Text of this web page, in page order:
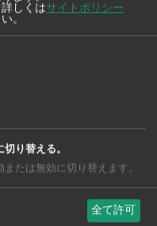
EEC（東部経済回
企業の進出が加速し
に、その中心地で
した。
を武器に、あらゆる
供していく。
的に『知る』こと
しくはサイトポリシー
。
り替える。
たは無効に切り替えます。
全て許可